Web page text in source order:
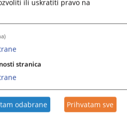
će vam se web stranicama
koje su vezane za rad
možete dobiti
koje na sudu možete
suda, o statistici o protoku
o uposlenicima suda
ili uskratiti pravo na
stranica
odabrane Prihvatam sve